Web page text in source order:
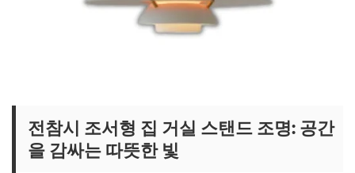
전참시 조서형 집 거실 스탠드 조명: 공간
을 감싸는 따뜻한 빛